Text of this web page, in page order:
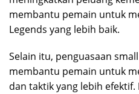
membantu pemain untuk
Legends yang lebih baik.
Selain itu, penguasaan
membantu pemain untuk
dan taktik yang lebih